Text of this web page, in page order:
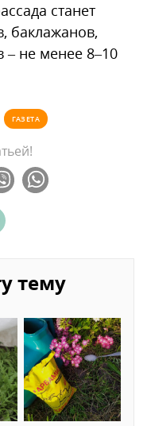
станет
баклажанов,
– не менее 8–10
ГАЗЕТА
тему